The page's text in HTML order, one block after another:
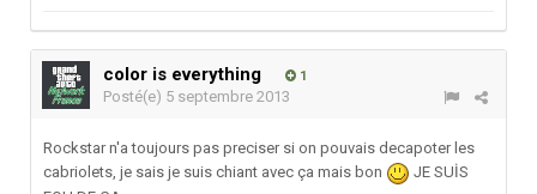
color is everything 1
Posté(e) 5 septembre 2013
Rockstar n'a toujours pas preciser si on pouvais decapoter les
cabriolets, je sais je suis chiant avec ça mais bon
JE SUİS